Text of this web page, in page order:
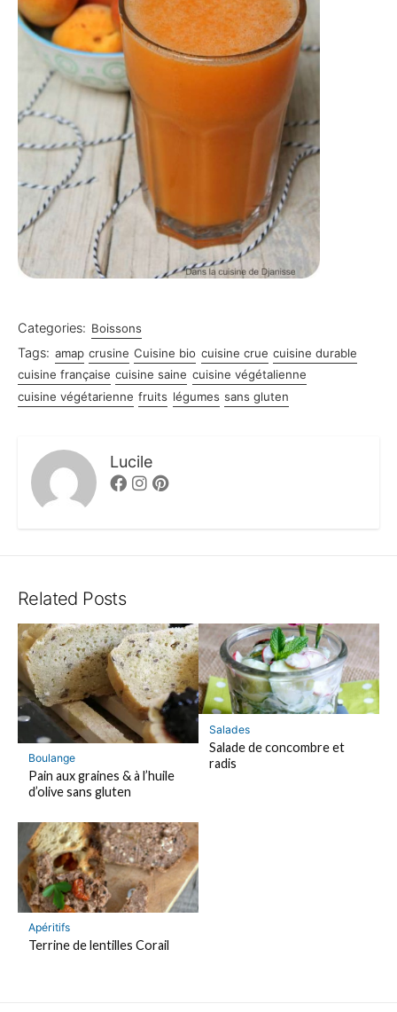
Categories: Boissons
Tags: amap crusine Cuisine bio cuisine crue cuisine durable
cuisine française cuisine saine cuisine végétalienne
cuisine végétarienne fruits légumes sans gluten
Lucile
FacebookInstagram
Pinterest
Related Posts
Boulange
Pain aux graines & à l’huile
d’olive sans gluten
Salades
Salade de concombre et
radis
Apéritifs
Terrine de lentilles Corail